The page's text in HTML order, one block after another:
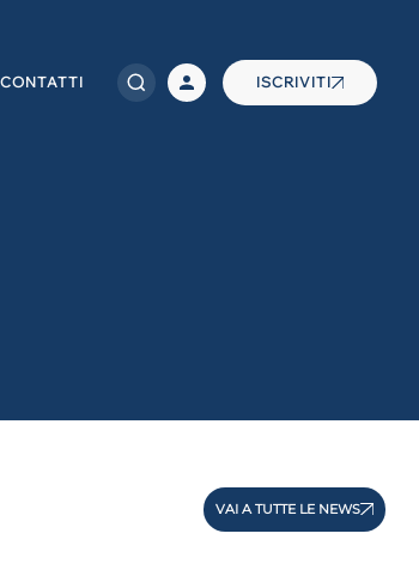
CONTATTI ISCRIVITI
VAI A TUTTE LE NEWS